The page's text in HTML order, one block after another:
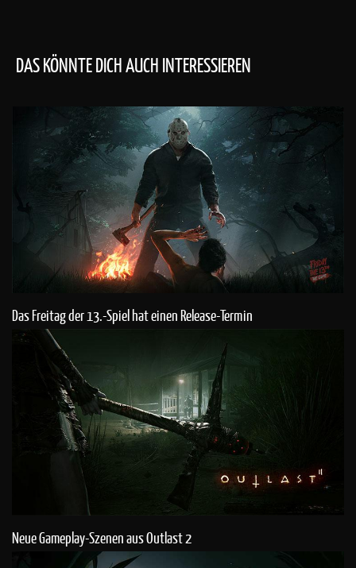
DAS KÖNNTE DICH AUCH INTERESSIEREN
Das Freitag der 13.-Spiel hat einen Release-Termin
Neue Gameplay-Szenen aus Outlast 2